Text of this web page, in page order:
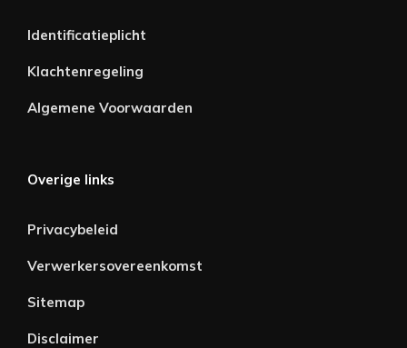
Identificatieplicht
Klachtenregeling
Algemene Voorwaarden
Overige links
Privacybeleid
Verwerkersovereenkomst
Sitemap
Disclaimer